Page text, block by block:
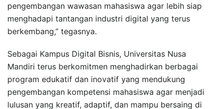
pengembangan wawasan mahasiswa agar lebih siap
menghadapi tantangan industri digital yang terus
berkembang,” tegasnya.
Sebagai Kampus Digital Bisnis, Universitas Nusa
Mandiri terus berkomitmen menghadirkan berbagai
program edukatif dan inovatif yang mendukung
pengembangan kompetensi mahasiswa agar menjadi
lulusan yang kreatif, adaptif, dan mampu bersaing di